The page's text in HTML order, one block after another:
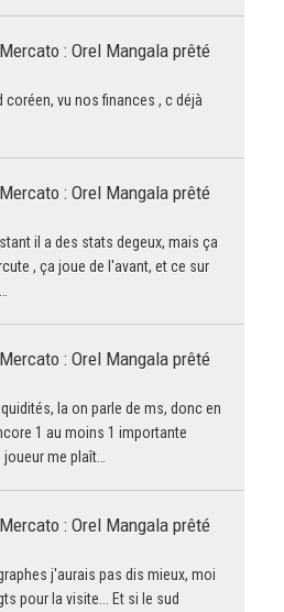
: Orel Mangala prêté
vu nos finances , c déjà
: Orel Mangala prêté
il a des stats degeux, mais ça
, ça joue de l'avant, et ce sur
: Orel Mangala prêté
la on parle de ms, donc en
1 au moins 1 importante
me plaît…
: Orel Mangala prêté
j'aurais pas dis mieux, moi
pour la visite... Et si le sud